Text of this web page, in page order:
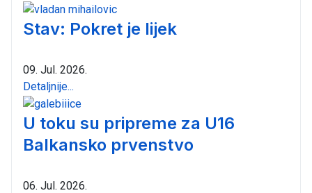
Stav: Pokret je lijek
09. Jul. 2026.
Detaljnije...
U toku su pripreme za U16
Balkansko prvenstvo
06. Jul. 2026.